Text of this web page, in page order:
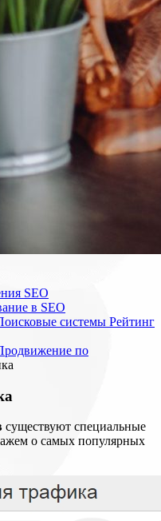
SEO
в SEO
системы Рейтинг
по
существуют специальные
о самых популярных